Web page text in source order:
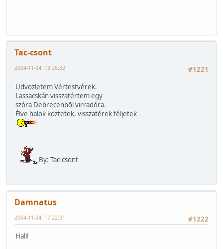
Tac-csont
#1221
2004-11-04, 13:26:32
Üdvözletem Vértestvérek.
Lassacskán visszatértem egy
szóra Debrecenbõl virradóra.
Élve halok köztetek, visszatérek féljetek
By: Tac-csont
Damnatus
#1222
2004-11-04, 17:22:31
Hali!